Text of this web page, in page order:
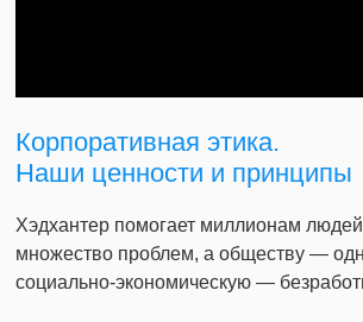
Корпоративная этика.
Наши ценности и принципы
Хэдхантер помогает миллионам
множество проблем, а обществу —
социально-экономическую —